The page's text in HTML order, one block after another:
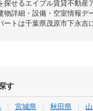
せるエイブル賃貸不動産
物詳細・設備・空室情報
ートは千葉県茂原市下永
す
宮城県 秋田県